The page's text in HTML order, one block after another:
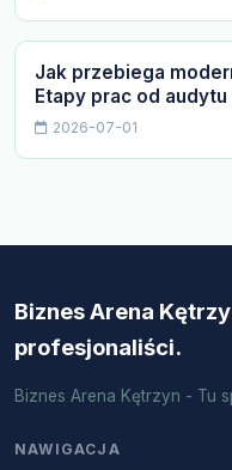
Jak przebiega
Etapy prac od
2026-07-01
Biznes Arena
profesjonaliści.
Biznes Arena Kętrzyn - Tu
NAWIGACJA